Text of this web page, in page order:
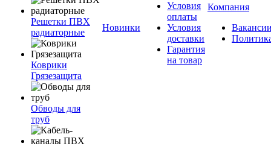
Решетки ПВХ
радиаторные
Коврики
Грязезащита
Обводы для
труб
Новинки
Условия
оплаты
Условия
доставки
Гарантия
на товар
Компания